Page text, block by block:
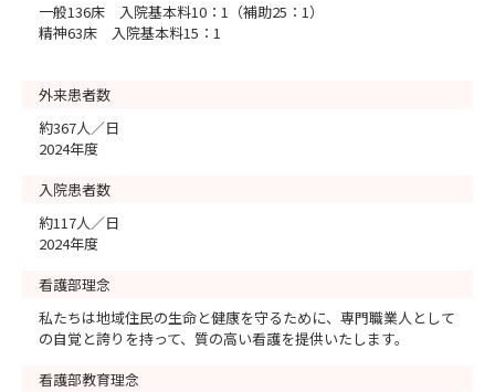
一般136床 入院基本料10：1（補助25：1）
精神63床 入院基本料15：1
外来患者数
約367人／日
2024年度
入院患者数
約117人／日
2024年度
看護部理念
私たちは地域住民の生命と健康を守るために、専門職業人として
の自覚と誇りを持って、質の高い看護を提供いたします。
看護部教育理念